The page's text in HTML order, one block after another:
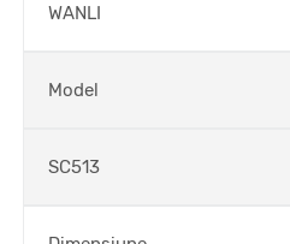
WANLI
Model
SC513